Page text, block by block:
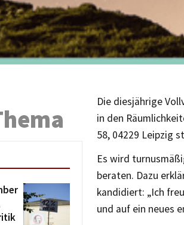
Die diesjährige
in den
58, 04229 Leipzig
Es wird
beraten. Dazu
kandidiert: „Ich
und auf ein neues